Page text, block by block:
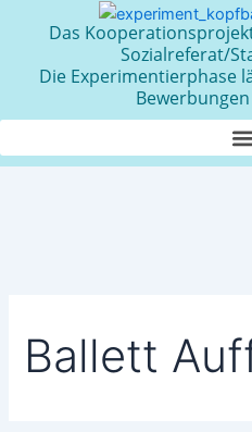
Das
Sozialreferat/
Die Experimentierphase
Ballett